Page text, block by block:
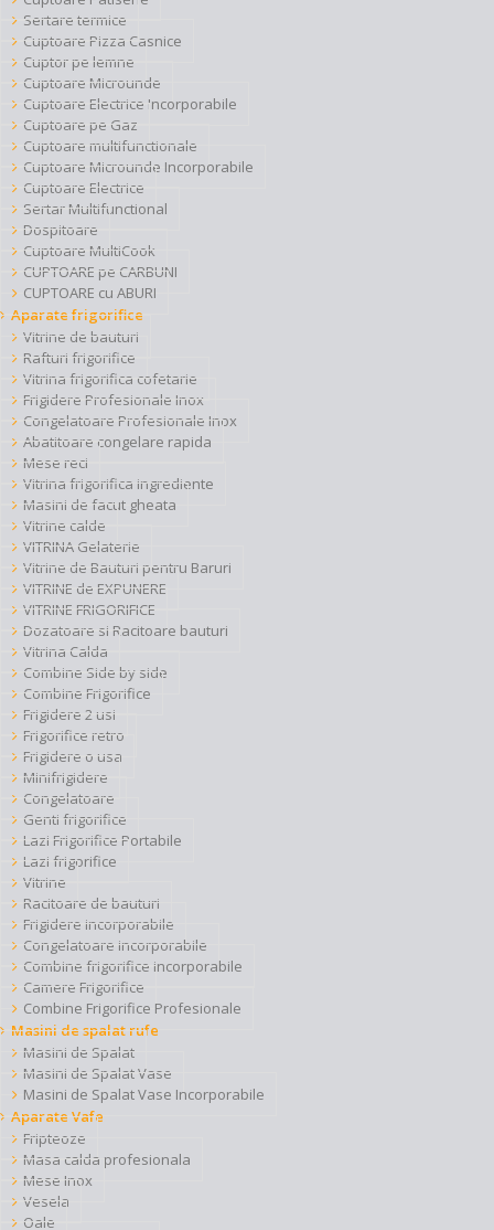
Sertare termice
Cuptoare Pizza Casnice
Cuptor pe lemne
Cuptoare Microunde
Cuptoare Electrice Incorporabile
Cuptoare pe Gaz
Cuptoare multifunctionale
Cuptoare Microunde Incorporabile
Cuptoare Electrice
Sertar Multifunctional
Dospitoare
Cuptoare MultiCook
CUPTOARE pe CARBUNI
CUPTOARE cu ABURI
Aparate frigorifice
Vitrine de bauturi
Rafturi frigorifice
Vitrina frigorifica cofetarie
Frigidere Profesionale Inox
Congelatoare Profesionale Inox
Abatitoare congelare rapida
Mese reci
Vitrina frigorifica ingrediente
Masini de facut gheata
Vitrine calde
VITRINA Gelaterie
Vitrine de Bauturi pentru Baruri
VITRINE de EXPUNERE
VITRINE FRIGORIFICE
Dozatoare si Racitoare bauturi
Vitrina Calda
Combine Side by side
Combine Frigorifice
Frigidere 2 usi
Frigorifice retro
Frigidere o usa
Minifrigidere
Congelatoare
Genti frigorifice
Lazi Frigorifice Portabile
Lazi frigorifice
Vitrine
Racitoare de bauturi
Frigidere incorporabile
Congelatoare incorporabile
Combine frigorifice incorporabile
Camere Frigorifice
Combine Frigorifice Profesionale
Masini de spalat rufe
Masini de Spalat
Masini de Spalat Vase
Masini de Spalat Vase Incorporabile
Aparate Vafe
Fripteoze
Masa calda profesionala
Mese Inox
Vesela
Oale